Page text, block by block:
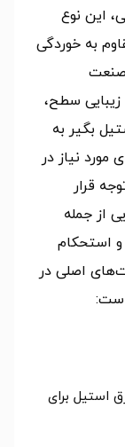
این نوع
به خوردگی
صنعت
سطح،
بگیر به
نیاز در
قرار
از جمله
و استحکام
اصلی در
استیل برای